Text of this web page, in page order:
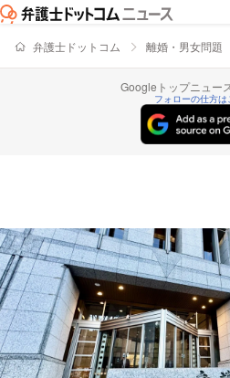
弁護士ドットコム 離婚・男女問題
Googleトップニュー
フォローの仕方は